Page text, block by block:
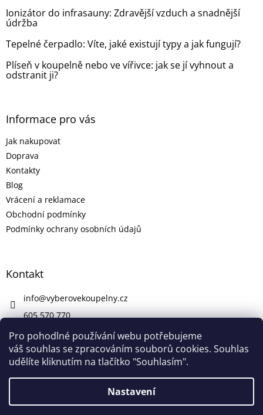
Pro pohodlné používání webu potřebujeme
váš souhlas se zpracováním souborů cookies. Souhlas
udělíte kliknutím na tlačítko "Souhlasím".
Nastavení
Ionizátor do infrasauny: Zdravější vzduch a snadnější
údržba
Tepelné čerpadlo: Víte, jaké existují typy a jak fungují?
Plíseň v koupelně nebo ve vířivce: jak se jí vyhnout a
odstranit ji?
Informace pro vás
Jak nakupovat
Doprava
Kontakty
Blog
Vrácení a reklamace
Obchodní podmínky
Podmínky ochrany osobních údajů
Kontakt
info@vyberovekoupelny.cz
605 570 770
https://www.facebook.com/vyberovekoupelny/